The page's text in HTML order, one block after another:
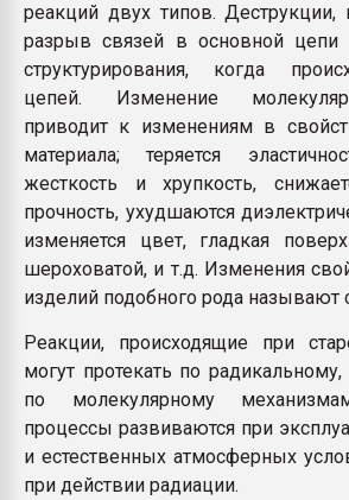
реакций двух типов. Деструкции,
разрыв связей в основной цепи
структурирования, когда
цепей. Изменение
приводит к изменениям в
материала; теряется
жесткость и хрупкость,
прочность, ухудшаются
изменяется цвет, гладкая
шероховатой, и т.д. Изменения
изделий подобного рода называют
Реакции, происходящие при
могут протекать по
по молекулярному
процессы развиваются при
и естественных атмосферных
при действии радиации.